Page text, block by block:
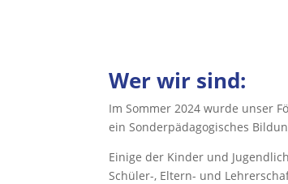
Wer wir sind:
Im Sommer 2024 wurde unser
ein Sonderpädagogisches
Einige der Kinder und
Schüler-, Eltern- und